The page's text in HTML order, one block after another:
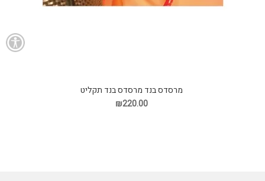
מרסדס בנד מרסדס בנד תקליט
₪220.00